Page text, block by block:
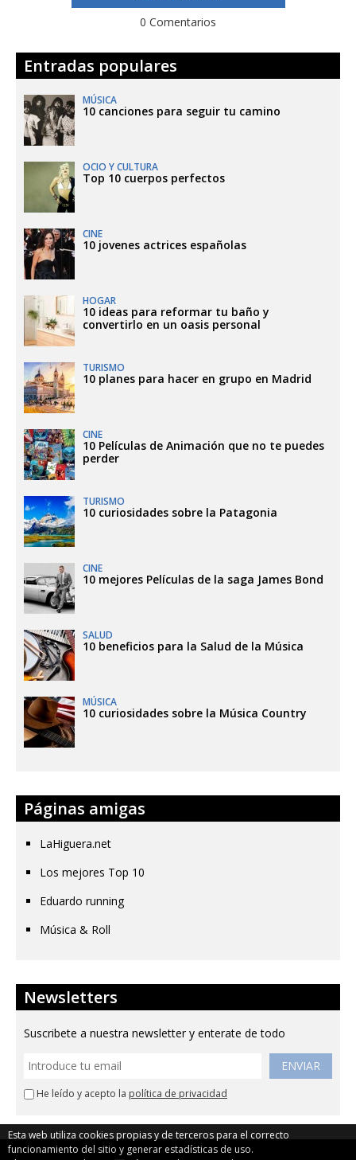
0 Comentarios
Entradas populares
MÚSICA
10 canciones para seguir tu camino
OCIO Y CULTURA
Top 10 cuerpos perfectos
CINE
10 jovenes actrices españolas
HOGAR
10 ideas para reformar tu baño y
convertirlo en un oasis personal
TURISMO
10 planes para hacer en grupo en Madrid
CINE
10 Películas de Animación que no te puedes
perder
TURISMO
10 curiosidades sobre la Patagonia
CINE
10 mejores Películas de la saga James Bond
SALUD
10 beneficios para la Salud de la Música
MÚSICA
10 curiosidades sobre la Música Country
Páginas amigas
LaHiguera.net
Los mejores Top 10
Eduardo running
Música & Roll
Newsletters
Suscribete a nuestra newsletter y enterate de todo
ENVIAR
He leído y acepto la política de privacidad
Esta web utiliza cookies propias y de terceros para el correcto
funcionamiento del sitio y generar estadísticas de uso.